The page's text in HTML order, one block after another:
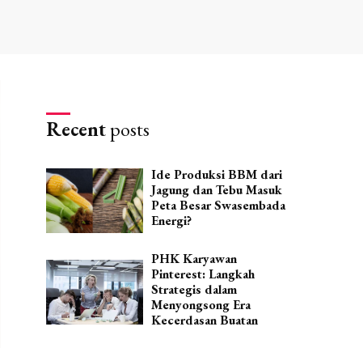
Recentposts
Ide Produksi BBM dari
Jagung dan Tebu Masuk
Peta Besar Swasembada
Energi?
PHK Karyawan
Pinterest: Langkah
Strategis dalam
Menyongsong Era
Kecerdasan Buatan